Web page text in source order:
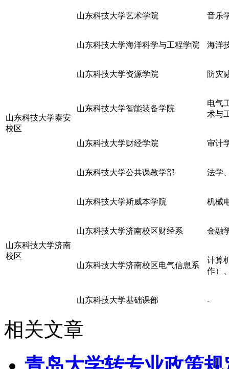
山东科技大学艺术学院 音乐
山东科技大学海洋科学与工程学院 海洋
山东科技大学泰安
校区
山东科技大学资源学院 防灾
山东科技大学智能装备学院
电气
术与
山东科技大学财经学院 审计
山东科技大学公共课教学部 法学
山东科技大学济南
校区
山东科技大学斯威本学院 机械
山东科技大学济南校区财经系 金融
山东科技大学济南校区电气信息系
计算
作）
山东科技大学基础课部 -
相关文章